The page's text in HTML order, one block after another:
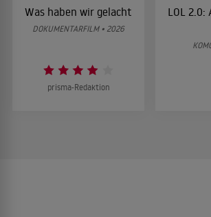
Was haben wir gelacht
DOKUMENTARFILM • 2026
prisma-Redaktion
LOL 2.0: